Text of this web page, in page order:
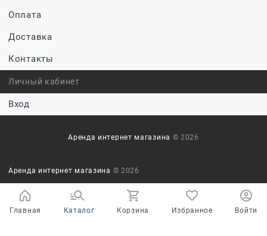
Оплата
Доставка
Контакты
Личный кабинет
Вход
Аренда интернет магазина © 2026
Аренда интернет магазина © 2026
Главная Каталог Корзина Избранное Войти